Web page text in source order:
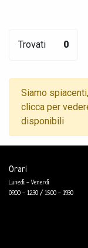
Trovati 0
Siamo
clicca per
disponibili
Orari
Lunedì - Venerdì
09.00 - 12.30 / 15.00 - 19.30